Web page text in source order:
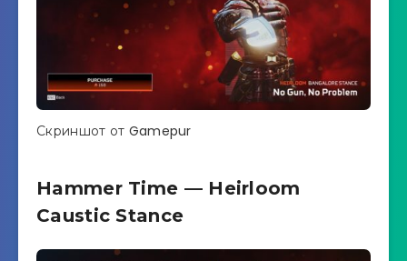
Скриншот от Gamepur
Hammer Time — Heirloom
Caustic Stance